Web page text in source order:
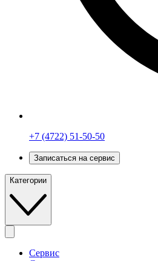
+7 (4722) 51-50-50
Записаться на сервис
Категории
Сервис